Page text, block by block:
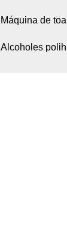
Máquina de
Alcoholes